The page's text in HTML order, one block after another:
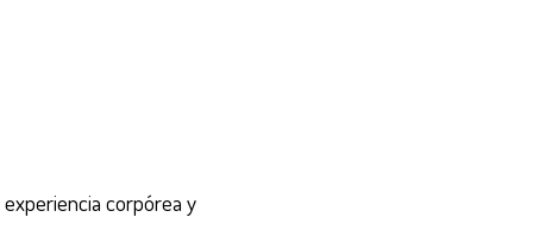
corpórea y